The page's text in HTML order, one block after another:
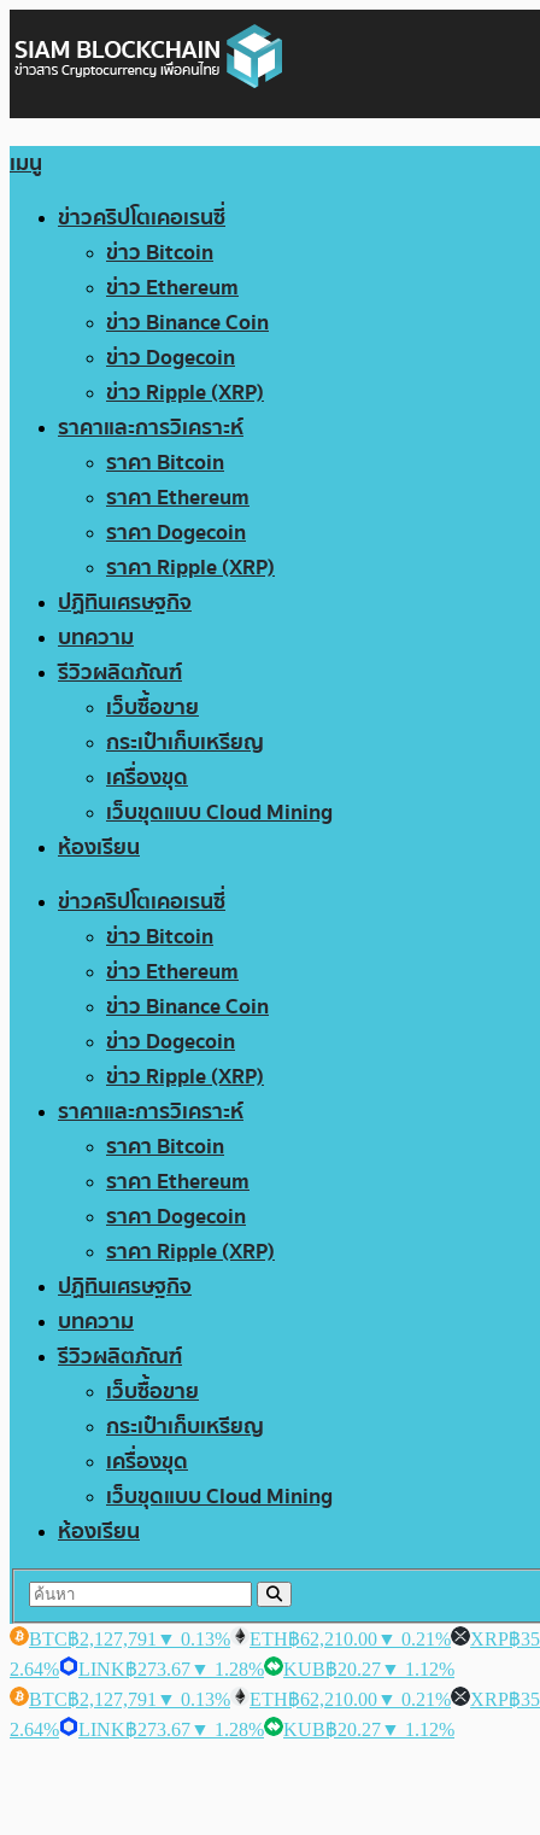
เมนู
ข่าวคริปโตเคอเรนซี่
ข่าว Bitcoin
ข่าว Ethereum
ข่าว Binance Coin
ข่าว Dogecoin
ข่าว Ripple (XRP)
ราคาและการวิเคราะห์
ราคา Bitcoin
ราคา Ethereum
ราคา Dogecoin
ราคา Ripple (XRP)
ปฏิทินเศรษฐกิจ
บทความ
รีวิวผลิตภัณฑ์
เว็บซื้อขาย
กระเป๋าเก็บเหรียญ
เครื่องขุด
เว็บขุดแบบ Cloud Mining
ห้องเรียน
ข่าวคริปโตเคอเรนซี่
ข่าว Bitcoin
ข่าว Ethereum
ข่าว Binance Coin
ข่าว Dogecoin
ข่าว Ripple (XRP)
ราคาและการวิเคราะห์
ราคา Bitcoin
ราคา Ethereum
ราคา Dogecoin
ราคา Ripple (XRP)
ปฏิทินเศรษฐกิจ
บทความ
รีวิวผลิตภัณฑ์
เว็บซื้อขาย
กระเป๋าเก็บเหรียญ
เครื่องขุด
เว็บขุดแบบ Cloud Mining
ห้องเรียน
BTC฿2,127,791 ▼ 0.13% ETH฿62,210.00▼ 0.21% XRP฿
2.64%
LINK฿273.67▼ 1.28% KUB฿20.27▼ 1.12%
BTC฿2,127,791 ▼ 0.13% ETH฿62,210.00▼ 0.21% XRP฿
2.64%
LINK฿273.67▼ 1.28% KUB฿20.27▼ 1.12%